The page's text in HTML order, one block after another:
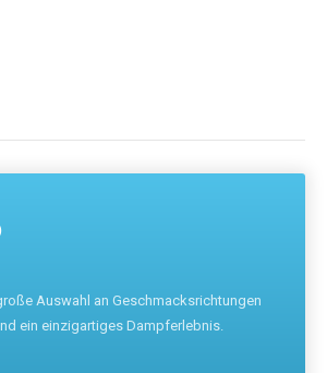
Auswahl an Geschmacksrichtungen
ein einzigartiges Dampferlebnis.